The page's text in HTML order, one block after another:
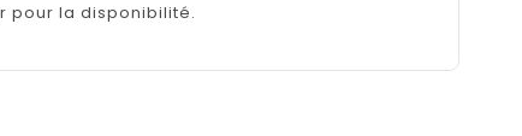
pour la disponibilité.